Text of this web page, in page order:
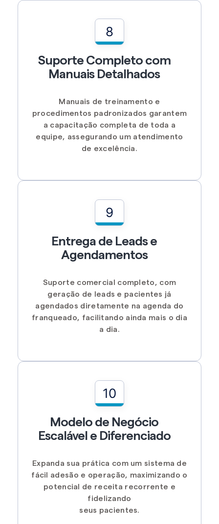
8
Suporte Completo com
Manuais Detalhados
Manuais de treinamento e
procedimentos padronizados garantem
a capacitação completa de toda a
equipe, assegurando um atendimento
de excelência.
9
Entrega de Leads e
Agendamentos
Suporte comercial completo, com
geração de leads e pacientes já
agendados diretamente na agenda do
franqueado, facilitando ainda mais o dia
a dia.
10
Modelo de Negócio
Escalável e Diferenciado
Expanda sua prática com um sistema de
fácil adesão e operação, maximizando o
potencial de receita recorrente e
fidelizando
seus pacientes.